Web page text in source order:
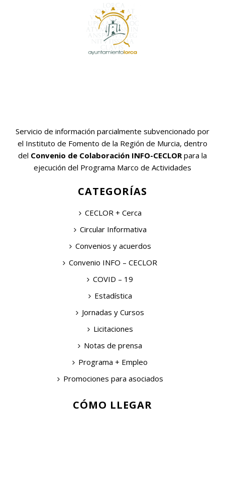
Servicio de información parcialmente subvencionado por
el Instituto de Fomento de la Región de Murcia, dentro
del Convenio de Colaboración INFO-CECLOR para la
ejecución del Programa Marco de Actividades
CATEGORÍAS
CECLOR + Cerca
Circular Informativa
Convenios y acuerdos
Convenio INFO – CECLOR
COVID – 19
Estadística
Jornadas y Cursos
Licitaciones
Notas de prensa
Programa + Empleo
Promociones para asociados
CÓMO LLEGAR